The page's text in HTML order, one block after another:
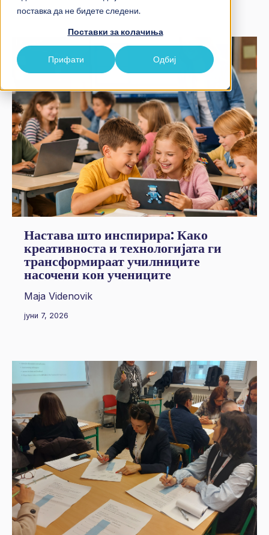
поставка да не бидете следени.
Поставки за колачиња
Прифати Одбиј
Настава што инспирира: Како
креативноста и технологијата ги
трансформираат училниците
насочени кон учениците
Maja Videnovik
јуни 7, 2026